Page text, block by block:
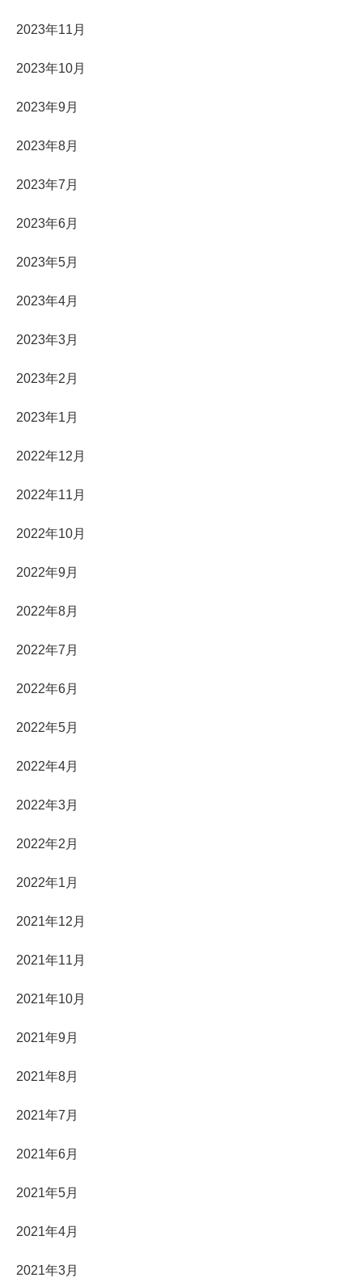
2023年11月
2023年10月
2023年9月
2023年8月
2023年7月
2023年6月
2023年5月
2023年4月
2023年3月
2023年2月
2023年1月
2022年12月
2022年11月
2022年10月
2022年9月
2022年8月
2022年7月
2022年6月
2022年5月
2022年4月
2022年3月
2022年2月
2022年1月
2021年12月
2021年11月
2021年10月
2021年9月
2021年8月
2021年7月
2021年6月
2021年5月
2021年4月
2021年3月